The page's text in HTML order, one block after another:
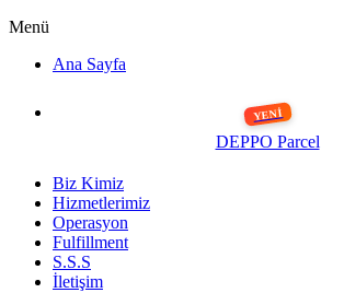
Menü
Ana Sayfa
DEPPO Parcel
Biz Kimiz
Hizmetlerimiz
Operasyon
Fulfillment
S.S.S
İletişim